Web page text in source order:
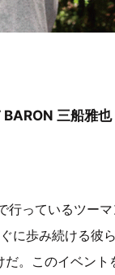
三船雅也
行っているツー
に歩み続ける彼
。このイベン